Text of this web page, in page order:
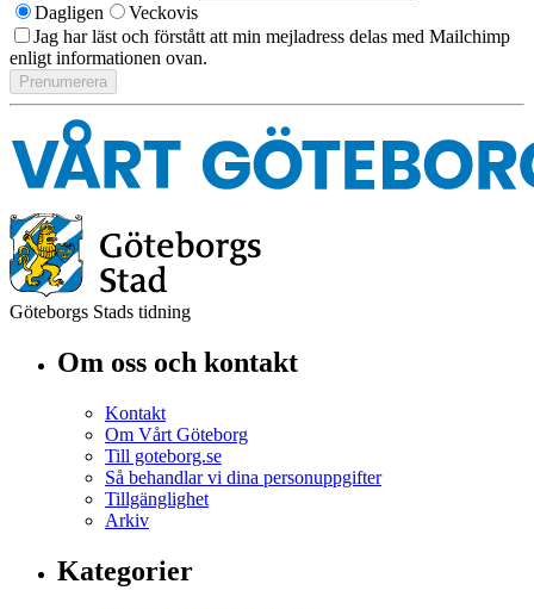
Dagligen
Veckovis
Jag har läst och förstått att min mejladress delas med Mailchimp
enligt informationen ovan.
Göteborgs Stads tidning
Om oss och kontakt
Kontakt
Om Vårt Göteborg
Till goteborg.se
Så behandlar vi dina personuppgifter
Tillgänglighet
Arkiv
Kategorier